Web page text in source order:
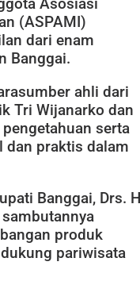
(ASPAMI)
dari enam
Banggai.
ahli dari
Tri Wijanarko dan
serta
dan praktis dalam
Banggai, Drs.
produk
pariwisata